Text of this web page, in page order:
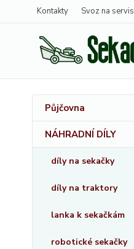
Kontakty Svoz na servis
Půjčovna
NÁHRADNÍ DÍLY
díly na sekačky
díly na traktory
lanka k sekačkám
robotické sekačky